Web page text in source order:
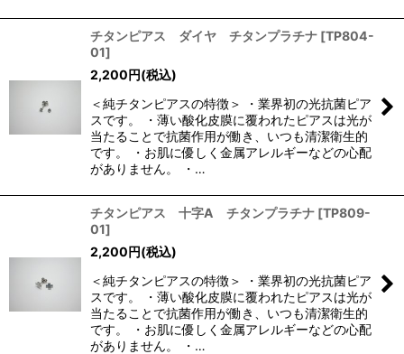
チタンピアス ダイヤ チタンプラチナ [TP804-
01]
2,200円(税込)
＜純チタンピアスの特徴＞ ・業界初の光抗菌ピア
スです。 ・薄い酸化皮膜に覆われたピアスは光が
当たることで抗菌作用が働き、いつも清潔衛生的
です。 ・お肌に優しく金属アレルギーなどの心配
がありません。 ・…
チタンピアス 十字A チタンプラチナ [TP809-
01]
2,200円(税込)
＜純チタンピアスの特徴＞ ・業界初の光抗菌ピア
スです。 ・薄い酸化皮膜に覆われたピアスは光が
当たることで抗菌作用が働き、いつも清潔衛生的
です。 ・お肌に優しく金属アレルギーなどの心配
がありません。 ・…